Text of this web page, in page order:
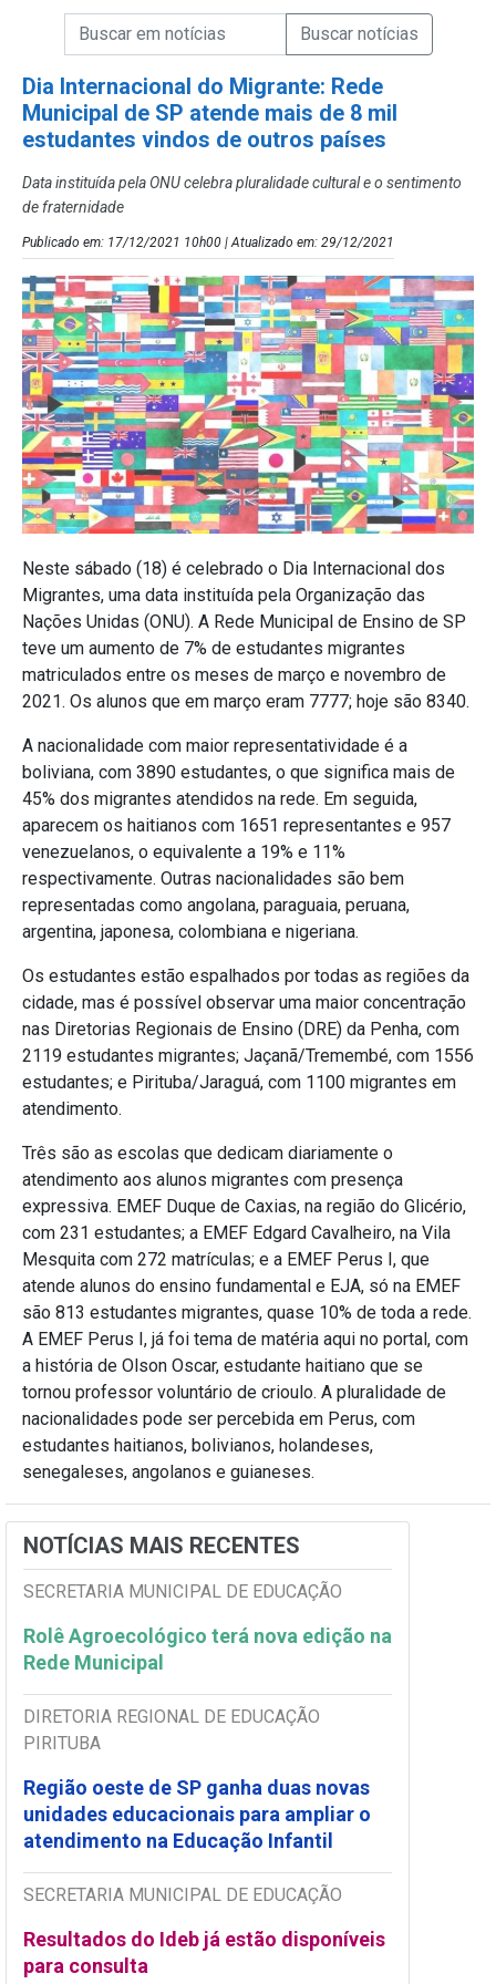
Campo de Busca de Notícias
Campo de Busca de informaçõesEnviar a Busca de Notícias
Dia Internacional do Migrante: Rede
Municipal de SP atende mais de 8 mil
estudantes vindos de outros países
Data instituída pela ONU celebra pluralidade cultural e o sentimento
de fraternidade
Publicado em: 17/12/2021 10h00 | Atualizado em: 29/12/2021
Neste sábado (18) é celebrado o Dia Internacional dos
Migrantes, uma data instituída pela Organização das
Nações Unidas (ONU). A Rede Municipal de Ensino de SP
teve um aumento de 7% de estudantes migrantes
matriculados entre os meses de março e novembro de
2021. Os alunos que em março eram 7777; hoje são 8340.
A nacionalidade com maior representatividade é a
boliviana, com 3890 estudantes, o que significa mais de
45% dos migrantes atendidos na rede. Em seguida,
aparecem os haitianos com 1651 representantes e 957
venezuelanos, o equivalente a 19% e 11%
respectivamente. Outras nacionalidades são bem
representadas como angolana, paraguaia, peruana,
argentina, japonesa, colombiana e nigeriana.
Os estudantes estão espalhados por todas as regiões da
cidade, mas é possível observar uma maior concentração
nas Diretorias Regionais de Ensino (DRE) da Penha, com
2119 estudantes migrantes; Jaçanã/Tremembé, com 1556
estudantes; e Pirituba/Jaraguá, com 1100 migrantes em
atendimento.
Três são as escolas que dedicam diariamente o
atendimento aos alunos migrantes com presença
expressiva. EMEF Duque de Caxias, na região do Glicério,
com 231 estudantes; a EMEF Edgard Cavalheiro, na Vila
Mesquita com 272 matrículas; e a EMEF Perus I, que
atende alunos do ensino fundamental e EJA, só na EMEF
são 813 estudantes migrantes, quase 10% de toda a rede.
A EMEF Perus I, já foi tema de matéria aqui no portal, com
a história de Olson Oscar, estudante haitiano que se
tornou professor voluntário de crioulo. A pluralidade de
nacionalidades pode ser percebida em Perus, com
estudantes haitianos, bolivianos, holandeses,
senegaleses, angolanos e guianeses.
NOTÍCIAS MAIS RECENTES
SECRETARIA MUNICIPAL DE EDUCAÇÃO
Rolê Agroecológico terá nova edição na
Rede Municipal
DIRETORIA REGIONAL DE EDUCAÇÃO
PIRITUBA
Região oeste de SP ganha duas novas
unidades educacionais para ampliar o
atendimento na Educação Infantil
SECRETARIA MUNICIPAL DE EDUCAÇÃO
Resultados do Ideb já estão disponíveis
para consulta